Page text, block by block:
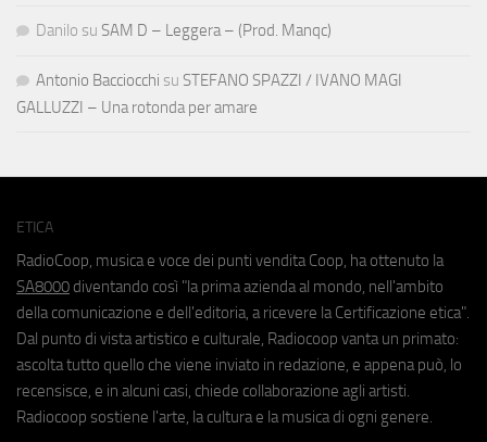
Danilo su SAM D – Leggera – (Prod. Manqc)
Antonio Bacciocchi su STEFANO SPAZZI / IVANO MAGI
GALLUZZI – Una rotonda per amare
ETICA
RadioCoop, musica e voce dei punti vendita Coop, ha ottenuto la
SA8000 diventando così "la prima azienda al mondo, nell'ambito
della comunicazione e dell'editoria, a ricevere la Certificazione etica".
Dal punto di vista artistico e culturale, Radiocoop vanta un primato:
ascolta tutto quello che viene inviato in redazione, e appena può, lo
recensisce, e in alcuni casi, chiede collaborazione agli artisti.
Radiocoop sostiene l'arte, la cultura e la musica di ogni genere.